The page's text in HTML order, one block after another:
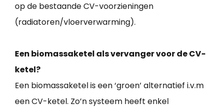
op de bestaande CV-voorzieningen
(radiatoren/vloerverwarming).
Een biomassaketel als vervanger voor de CV-
ketel?
Een biomassaketel is een ‘groen’ alternatief i.v.m
een CV-ketel. Zo’n systeem heeft enkel